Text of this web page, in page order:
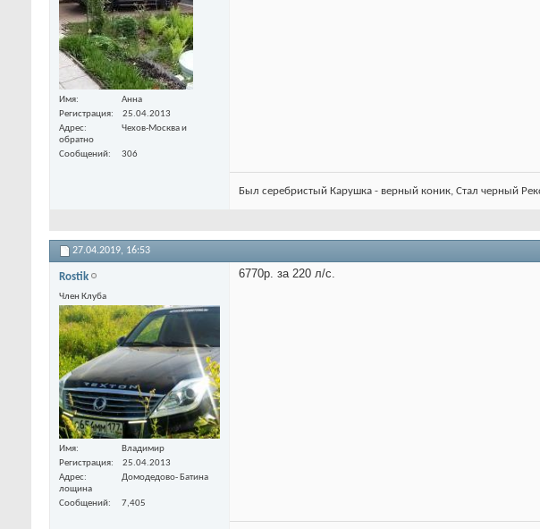
Имя
Анна
Регистрация
25.04.2013
Адрес
Чехов-Москва и
обратно
Сообщений
306
Был серебристый Карушка - верный коник, Стал черный
27.04.2019, 16:53
Rostik
Член Клуба
Имя
Владимир
Регистрация
25.04.2013
Адрес
Домодедово- Батина
лощина
Сообщений
7,405
6770р. за 220 л/с.